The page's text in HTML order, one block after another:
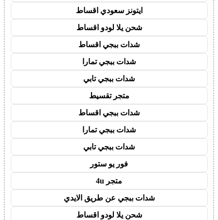
ايتونز سعودي اقساط
شحن يلا لودو اقساط
شدات ببجي اقساط
شدات ببجي تمارا
شدات ببجي تابي
متجر تقسيط
شدات ببجي اقساط
شدات ببجي تمارا
شدات ببجي تابي
فور يو ستور
متجر 4u
شدات ببجي عن طريق الايدي
شحن يلا لودو اقساط